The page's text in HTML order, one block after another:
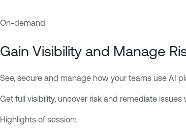
n
b
O
On-demand
Gain Visibility and Manage
See, secure and manage how your teams use AI
Get full visibility, uncover risk and remediate
Highlights of session: